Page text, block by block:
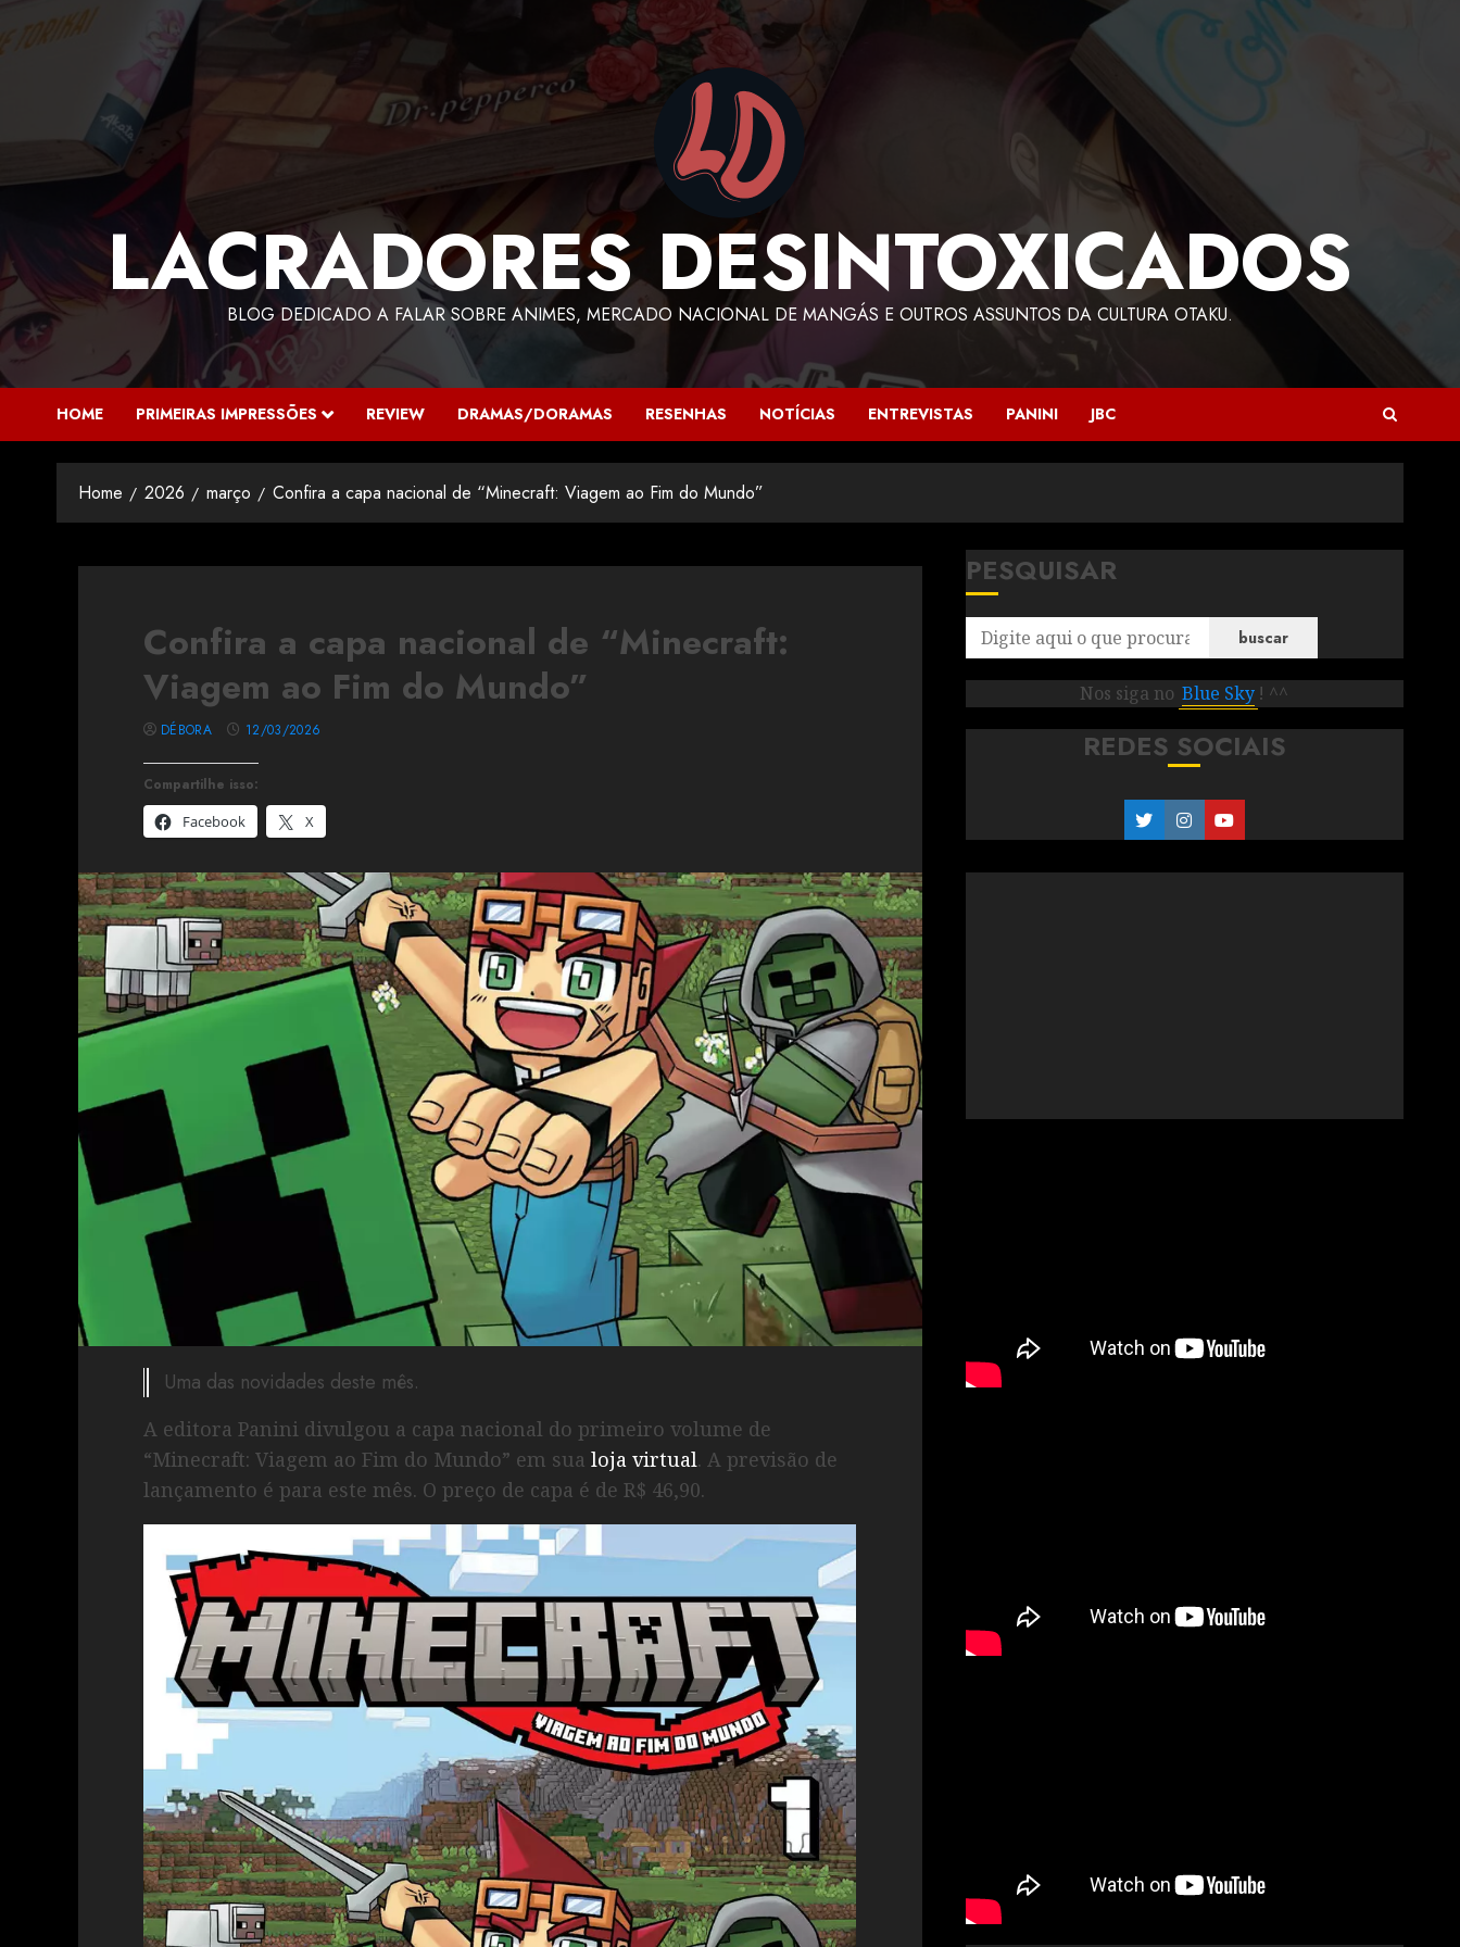
LACRADORES DESINTOXICADOS
BLOG DEDICADO A FALAR SOBRE ANIMES, MERCADO NACIONAL DE MANGÁS E OUTROS ASSUNTOS DA CULTURA OTAKU.
HOME PRIMEIRAS IMPRESSÕES REVIEW DRAMAS/DORAMAS RESENHAS NOTÍCIAS ENTREVISTAS PANINI JBC
Home 2026 março Confira a capa nacional de “Minecraft: Viagem ao Fim do Mundo”
Confira a capa nacional de “Minecraft:
Viagem ao Fim do Mundo”
Compartilhe isso:
Facebook
X
DÉBORA 12/03/2026
Uma das novidades deste mês.
A editora Panini divulgou a capa nacional do primeiro volume de
“Minecraft: Viagem ao Fim do Mundo” em sua loja virtual. A previsão de
lançamento é para este mês. O preço de capa é de R$ 46,90.
PESQUISAR
buscar
Nos siga no Blue Sky ! ^^
REDES SOCIAIS